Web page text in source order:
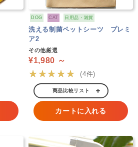
DOG CAT 日用品・雑貨
洗える制菌ペットシーツ プレミ
ア2
その他厳選
¥1,980 ～
★★★★★ (4件)
商品比較リスト
カートに入れる